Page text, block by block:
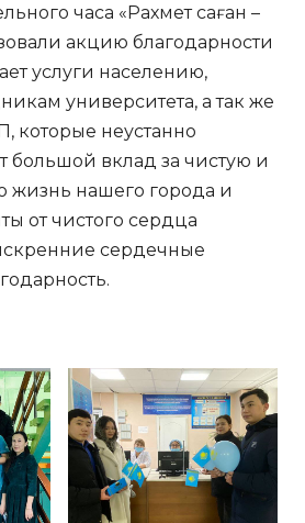
часа «Рахмет саған –
акцию благодарности
услуги населению,
университета, а так же
которые неустанно
большой вклад за чистую и
жизнь нашего города и
от чистого сердца
сердечные